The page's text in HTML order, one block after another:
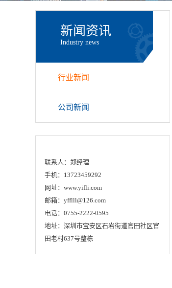
新闻资讯
Industry news
行业新闻
公司新闻
联系人：郑经理
手机：13723459292
网址：www.yifli.com
邮箱：yfflll@126.com
电话：0755-2222-0595
地址：深圳市宝安区石岩街道官田社区官
田老村637号整栋